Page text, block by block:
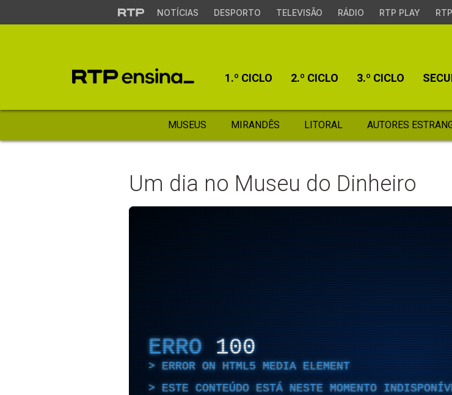
NOTÍCIAS DESPORTO TELEVISÃO RÁDIO RTP PLAY
1.º CICLO 2.º CICLO 3.º CICLO
MUSEUS MIRANDÊS LITORAL AUTORES
Um dia no Museu do Dinheiro
ERRO 100
ERROR ON HTML5 MEDIA ELEMENT
ESTE CONTEÚDO ESTÁ NESTE MOMENTO